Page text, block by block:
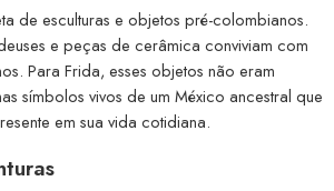
de esculturas e objetos pré-colombianos.
e peças de cerâmica conviviam com
Para Frida, esses objetos não eram
símbolos vivos de um México ancestral que
em sua vida cotidiana.